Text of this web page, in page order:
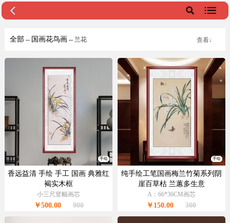
全部-- 国画花鸟画 -- 兰花 查看↓
手绘
香远益清 手绘 手工 国画 典雅红
褐实木框
小三尺竖幅画芯
￥500.00 900
手绘
纯手绘工笔国画梅兰竹菊系列阴
崖百草枯 兰蕙多生意
A：66*36CM画芯
￥150.00 300